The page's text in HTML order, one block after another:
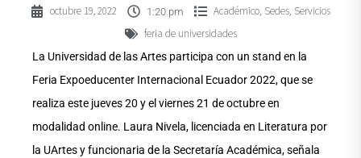
octubre 19, 2022 1:20 pm Académico, Sedes, Servicios
feria de universidades
La Universidad de las Artes participa con un stand en la
Feria Expoeducenter Internacional Ecuador 2022, que se
realiza este jueves 20 y el viernes 21 de octubre en
modalidad online. Laura Nivela, licenciada en Literatura por
la UArtes y funcionaria de la Secretaría Académica, señala